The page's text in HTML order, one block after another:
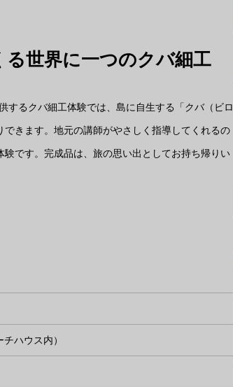
世界に一つのクバ細工
するクバ細工体験では、島に自生する「クバ（ビロ
きます。地元の講師がやさしく指導してくれるの
です。完成品は、旅の思い出としてお持ち帰りい
ハウス内）